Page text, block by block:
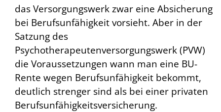
das Versorgungswerk zwar eine Absicherung
bei Berufsunfähigkeit vorsieht. Aber in der
Satzung des
Psychotherapeutenversorgungswerk (PVW)
die Voraussetzungen wann man eine BU-
Rente wegen Berufsunfähigkeit bekommt,
deutlich strenger sind als bei einer privaten
Berufsunfähigkeitsversicherung.